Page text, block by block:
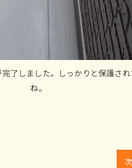
了しました。しっかりと保護さ
ね。